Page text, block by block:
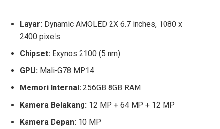
Layar: Dynamic AMOLED 2X 6.7 inches, 1080 x
2400 pixels
Chipset: Exynos 2100 (5 nm)
GPU: Mali-G78 MP14
Memori Internal: 256GB 8GB RAM
Kamera Belakang: 12 MP + 64 MP + 12 MP
Kamera Depan: 10 MP